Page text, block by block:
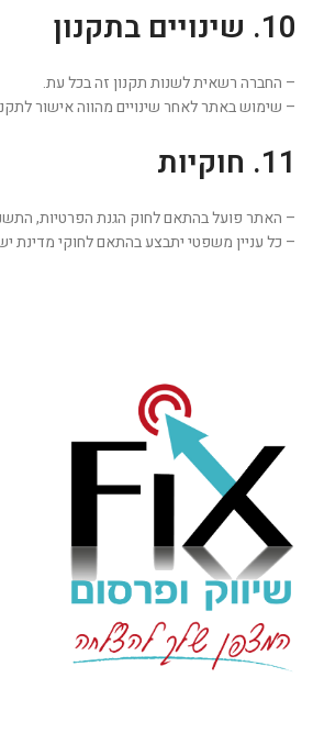
10. שינויים בתקנון
– החברה רשאית לשנות תקנון זה בכל עת.
– שימוש באתר לאחר שינויים מהווה אישור
11. חוקיות
– האתר פועל בהתאם לחוק הגנת הפרטיות,
– כל עניין משפטי יתבצע בהתאם לחוקי מדינת